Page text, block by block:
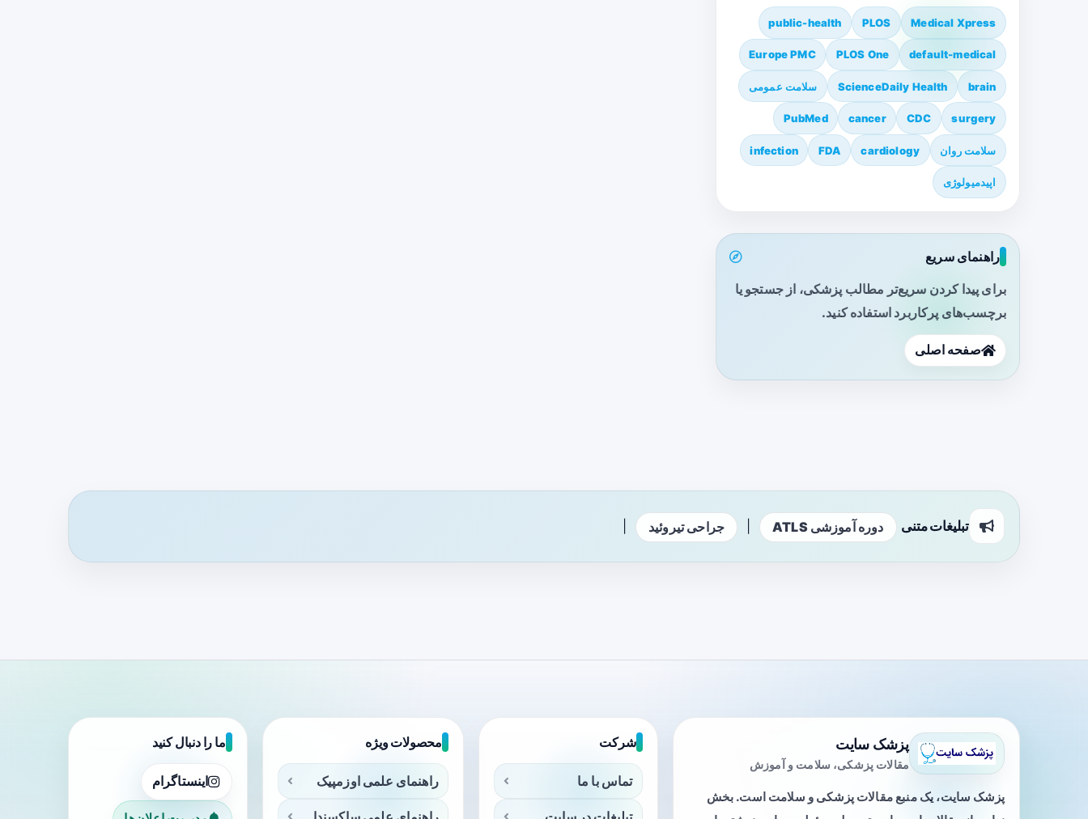
Medical Xpress
PLOS
public-health
default-medical
PLOS One
Europe PMC
brain
ScienceDaily Health سلامت عمومی
surgery
CDC
cancer
PubMed
سلامت روان cardiology
FDA
infection
اپیدمیولوژی
راهنمای سریع
برای پیدا کردن سریع‌تر مطالب پزشکی، از جستجو یا
برچسب‌های پرکاربرد استفاده کنید.
صفحه اصلی
تبلیغات متنی دوره آموزشی ATLS جراحی تیروئید
پزشک سایت
مقالات پزشکی، سلامت و آموزش
پزشک سایت، یک منبع مقالات پزشکی و سلامت است. بخش
شرکت
تماس با ما
محصولات ویژه
راهنمای علمی اوزمپیک
ما را دنبال کنید
اینستاگرام